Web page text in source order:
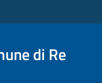
di Re